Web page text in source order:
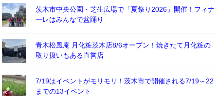
茨木市中央公園・芝生広場で「夏祭り2026」開催！フィナ
ーレはみんなで盆踊り
青木松風庵 月化粧茨木店8/6オープン！焼きたて月化粧の
取り扱いもある直営店
7/19はイベントがモリモリ！茨木市で開催される7/19～22
までの13イベント